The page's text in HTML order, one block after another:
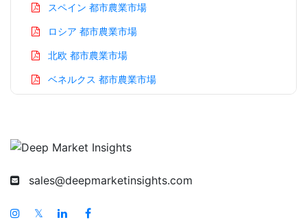
スペイン 都市農業市場
ロシア 都市農業市場
北欧 都市農業市場
ベネルクス 都市農業市場
インド 都市農業市場
日本 都市農業市場
sales@deepmarketinsights.com
𝕏